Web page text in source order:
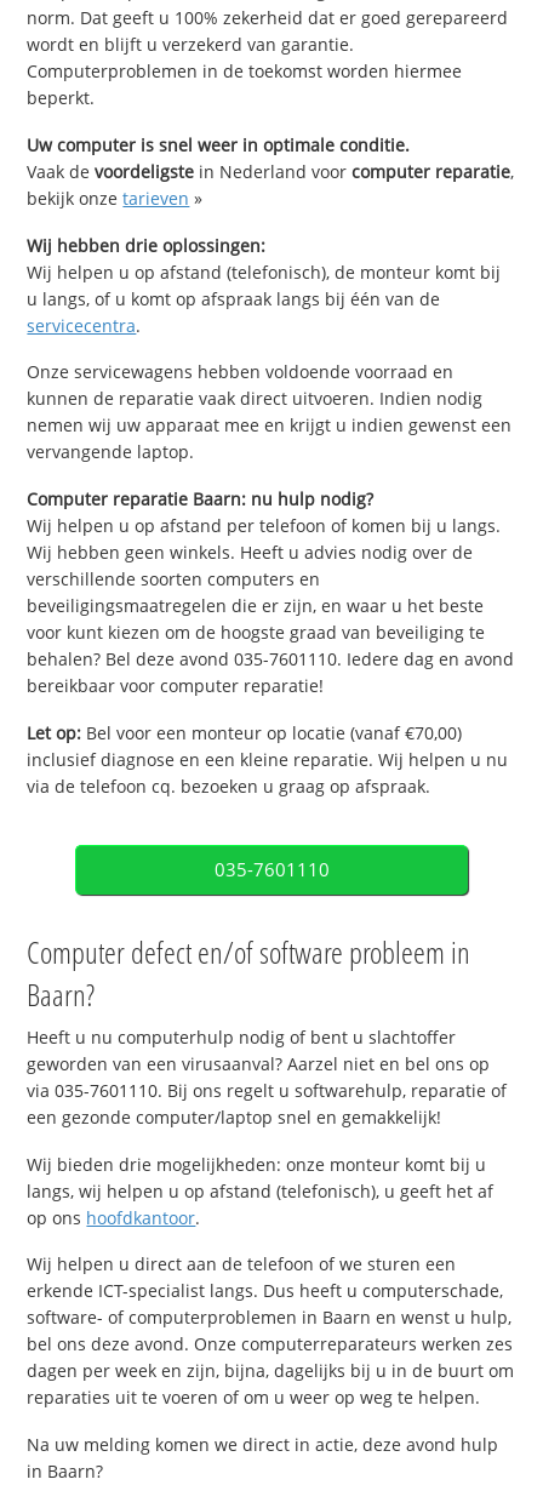
norm. Dat geeft u 100% zekerheid dat er goed gerepareerd
wordt en blijft u verzekerd van garantie.
Computerproblemen in de toekomst worden hiermee
beperkt.
Uw computer is snel weer in optimale conditie.
Vaak devoordeligste in Nederland voorcomputer reparatie,
bekijk onzetarieven »
Wij hebben drie oplossingen:
Wij helpen u op afstand (telefonisch), de monteur komt bij
u langs, of u komt op afspraak langs bij één van de
servicecentra.
Onze servicewagens hebben voldoende voorraad en
kunnen de reparatie vaak direct uitvoeren. Indien nodig
nemen wij uw apparaat mee en krijgt u indien gewenst een
vervangende laptop.
Computer reparatie Baarn: nu hulp nodig?
Wij helpen u op afstand per telefoon of komen bij u langs.
Wij hebben geen winkels. Heeft u advies nodig over de
verschillende soorten computers en
beveiligingsmaatregelen die er zijn, en waar u het beste
voor kunt kiezen om de hoogste graad van beveiliging te
behalen? Bel deze avond 035-7601110. Iedere dag en avond
bereikbaar voor computer reparatie!
Let op: Bel voor een monteur op locatie (vanaf €70,00)
inclusief diagnose en een kleine reparatie. Wij helpen u nu
via de telefoon cq. bezoeken u graag op afspraak.
035-7601110
Computer defect en/of software probleem in
Baarn?
Heeft u nu computerhulp nodig of bent u slachtoffer
geworden van een virusaanval? Aarzel niet en bel ons op
via 035-7601110. Bij ons regelt u softwarehulp, reparatie of
een gezonde computer/laptop snel en gemakkelijk!
Wij bieden drie mogelijkheden: onze monteur komt bij u
langs, wij helpen u op afstand (telefonisch), u geeft het af
op ons hoofdkantoor.
Wij helpen u direct aan de telefoon of we sturen een
erkende ICT-specialist langs. Dus heeft u computerschade,
software- of computerproblemen in Baarn en wenst u hulp,
bel ons deze avond. Onze computerreparateurs werken zes
dagen per week en zijn, bijna, dagelijks bij u in de buurt om
reparaties uit te voeren of om u weer op weg te helpen.
Na uw melding komen we direct in actie, deze avond hulp
in Baarn?